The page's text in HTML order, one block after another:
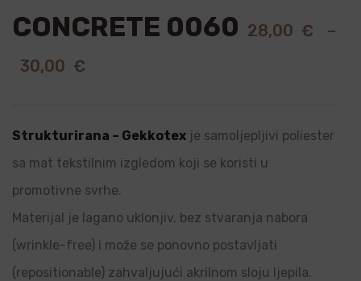
CONCRETE 0060 28,00 €
–
30,00 €
Strukturirana – Gekkotex je samoljepljivi poliester
sa mat tekstilnim izgledom koji se koristi u
promotivne svrhe.
Materijal je lagano uklonjiv, bez stvaranja nabora
(wrinkle-free) i može se ponovno postavljati
(repositionable) zahvaljujući akrilnom sloju ljepila.